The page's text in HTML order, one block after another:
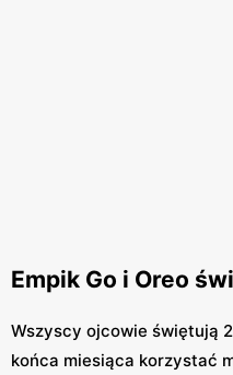
Empik Go i Oreo
Wszyscy ojcowie świętują
końca miesiąca korzystać